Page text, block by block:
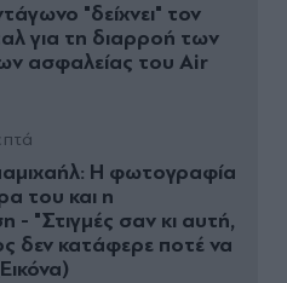
"δείχνει" τον
για τη διαρροή των
ασφαλείας του Air
Η φωτογραφία
του και η
- "Στιγμές σαν κι αυτή,
δεν κατάφερε ποτέ να